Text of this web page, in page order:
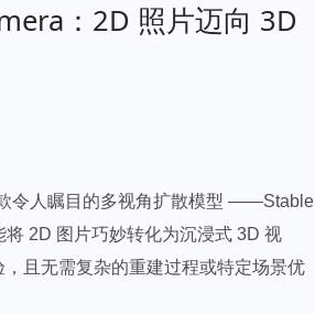
：2D 照片迈向 3D
令人瞩目的多视角扩散模型 ——Stable
2D 图片巧妙转化为沉浸式 3D 视
且无需复杂的重建过程或特定场景优